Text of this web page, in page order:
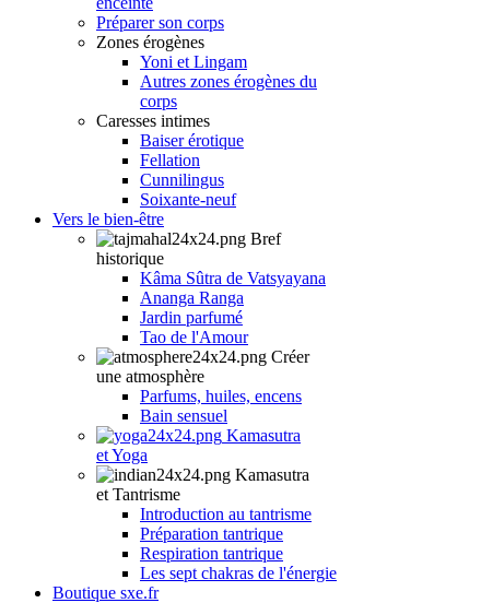
Préparer son corps
Zones érogènes
Yoni et Lingam
Autres zones érogènes du
corps
Caresses intimes
Baiser érotique
Fellation
Cunnilingus
Soixante-neuf
Vers le bien-être
Bref
historique
Kâma Sûtra de Vatsyayana
Ananga Ranga
Jardin parfumé
Tao de l'Amour
Créer
une atmosphère
Parfums, huiles, encens
Bain sensuel
Kamasutra
et Yoga
Kamasutra
et Tantrisme
Introduction au tantrisme
Préparation tantrique
Respiration tantrique
Les sept chakras de l'énergie
Boutique sxe.fr